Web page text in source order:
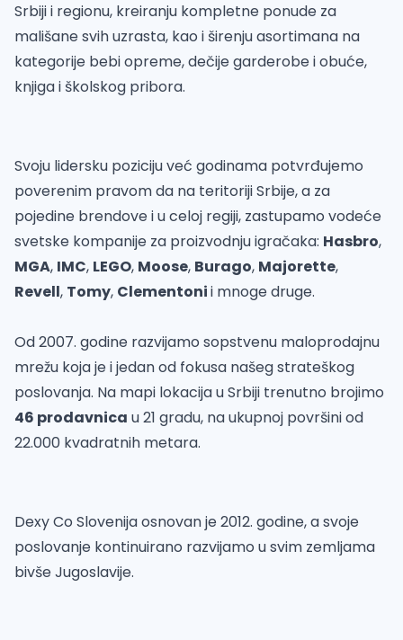
Srbiji i regionu, kreiranju kompletne ponude za
mališane svih uzrasta, kao i širenju asortimana na
kategorije bebi opreme, dečije garderobe i obuće,
knjiga i školskog pribora.
Svoju lidersku poziciju već godinama potvrđujemo
poverenim pravom da na teritoriji Srbije, a za
pojedine brendove i u celoj regiji, zastupamo vodeće
svetske kompanije za proizvodnju igračaka: Hasbro,
MGA, IMC, LEGO, Moose, Burago, Majorette,
Revell, Tomy, Clementonii mnoge druge.
Od 2007. godine razvijamo sopstvenu maloprodajnu
mrežu koja je i jedan od fokusa našeg strateškog
poslovanja. Na mapi lokacija u Srbiji trenutno brojimo
46 prodavnica u 21 gradu, na ukupnoj površini od
22.000 kvadratnih metara.
Dexy Co Slovenija osnovan je 2012. godine, a svoje
poslovanje kontinuirano razvijamo u svim zemljama
bivše Jugoslavije.